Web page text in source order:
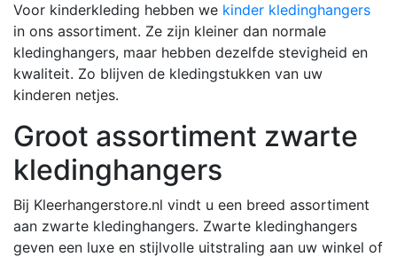
Voor kinderkleding hebben we kinder kledinghangers
in ons assortiment. Ze zijn kleiner dan normale
kledinghangers, maar hebben dezelfde stevigheid en
kwaliteit. Zo blijven de kledingstukken van uw
kinderen netjes.
Groot assortiment zwarte
kledinghangers
Bij Kleerhangerstore.nl vindt u een breed assortiment
aan zwarte kledinghangers. Zwarte kledinghangers
geven een luxe en stijlvolle uitstraling aan uw winkel of